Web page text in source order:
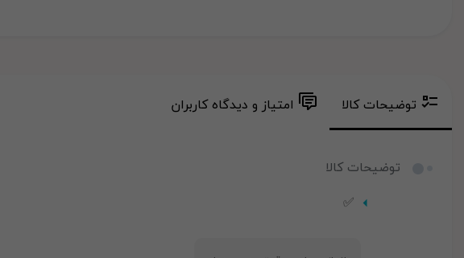
توضیحات کالا امتیاز و دیدگاه کاربران
توضیحات کالا
✅